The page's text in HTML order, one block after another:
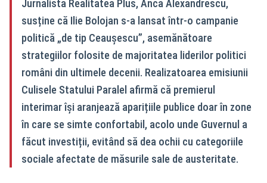
Jurnalista Realitatea Plus, Anca Alexandrescu,
susține că Ilie Bolojan s-a lansat într-o campanie
politică „de tip Ceaușescu”, asemănătoare
strategiilor folosite de majoritatea liderilor politici
români din ultimele decenii. Realizatoarea emisiunii
Culisele Statului Paralel afirmă că premierul
interimar își aranjează aparițiile publice doar în zone
în care se simte confortabil, acolo unde Guvernul a
făcut investiții, evitând să dea ochii cu categoriile
sociale afectate de măsurile sale de austeritate.